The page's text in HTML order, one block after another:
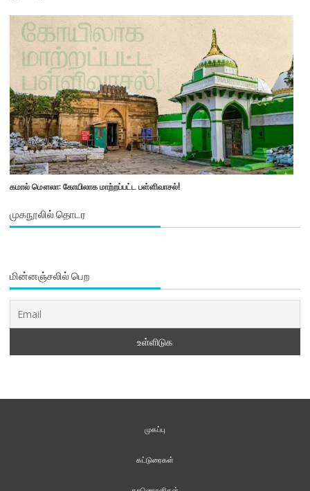
கமால் மௌலா: கோயிலாக மாற்றப்பட்ட பள்ளிவாசல்!
முகநூலில் தொடர
மின்னஞ்சலில் பெற
முகப்பு
கட்டுரைகள்